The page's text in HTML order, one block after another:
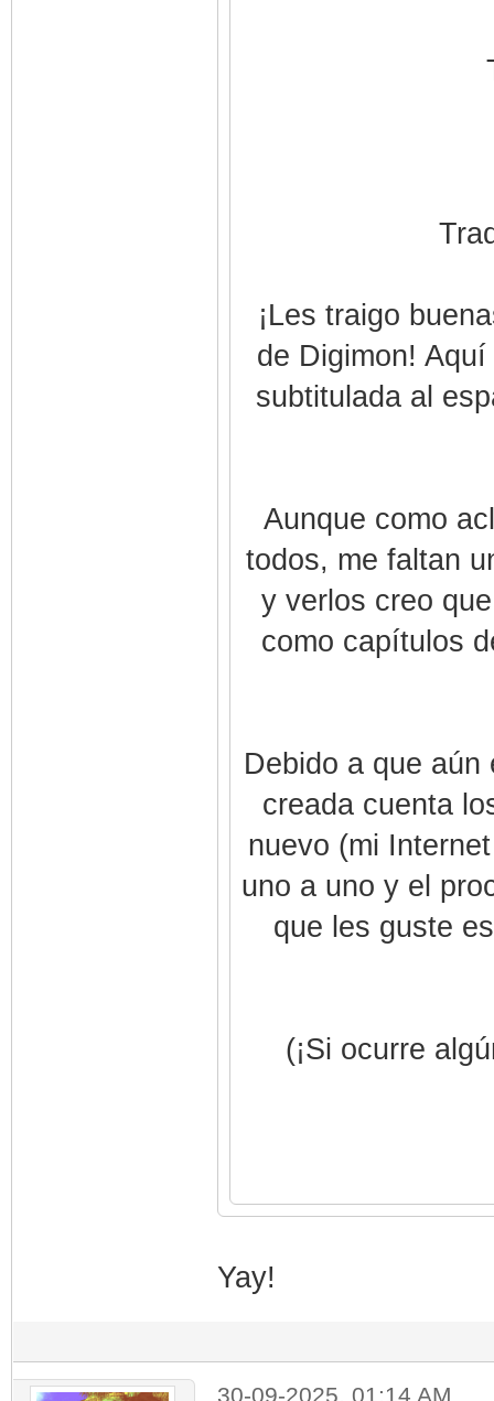
¡Les traigo
de Digimon!
subtitulada al
Aunque como
todos, me faltan
y verlos creo
como capítulos
Debido a que
creada cuenta
nuevo (mi
uno a uno y el
que les guste
(¡Si ocurre
Yay!
30-09-2025, 01:14 AM